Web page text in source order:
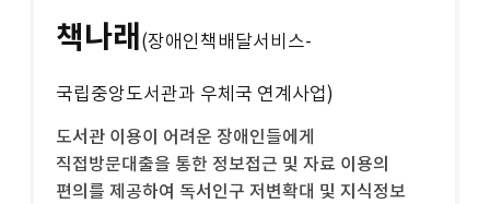
책나래 (장애인책배달서비스-
국립중앙도서관과 우체국 연계사업)
도서관 이용이 어려운 장애인들에게
직접방문대출을 통한 정보접근 및 자료 이용의
편의를 제공하여 독서인구 저변확대 및 지식정보